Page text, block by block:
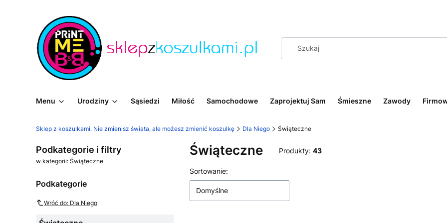
Menu Urodziny Sąsiedzi Miłość Samochodowe Zaprojektuj Sam Śmieszne Zawody
Sklep z koszulkami. Nie zmienisz świata, ale możesz zmienić koszulkę Dla Niego Świąteczne
Podkategorie i filtry
w kategorii: Świąteczne
Podkategorie
Wróć do: Dla Niego
Świąteczne Produkty: 43
Lista produktów
Sortowanie:
Domyślne